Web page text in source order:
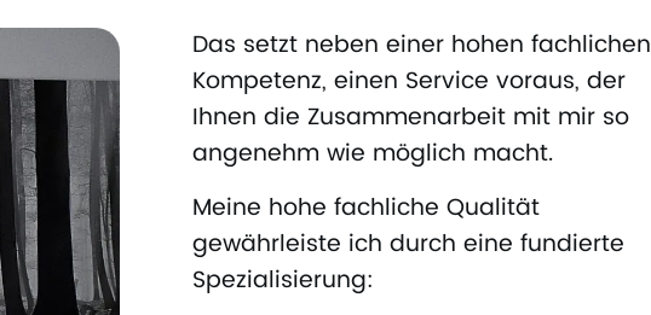
Das setzt neben einer hohen fachlichen
Kompetenz, einen Service voraus, der
Ihnen die Zusammenarbeit mit mir so
angenehm wie möglich macht.
Meine hohe fachliche Qualität
gewährleiste ich durch eine fundierte
Spezialisierung: